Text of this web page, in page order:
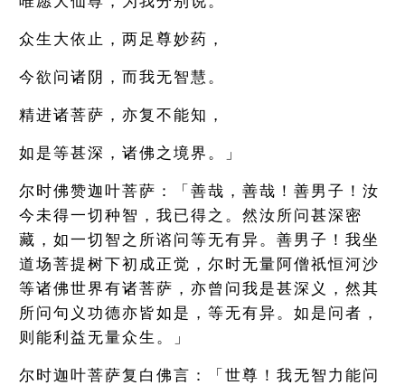
众生大依止，两足尊妙药，
今欲问诸阴，而我无智慧。
精进诸菩萨，亦复不能知，
如是等甚深，诸佛之境界。」
尔时佛赞迦叶菩萨：「善哉，善哉！善男子！汝
今未得一切种智，我已得之。然汝所问甚深密
藏，如一切智之所谘问等无有异。善男子！我坐
道场菩提树下初成正觉，尔时无量阿僧祇恒河沙
等诸佛世界有诸菩萨，亦曾问我是甚深义，然其
所问句义功德亦皆如是，等无有异。如是问者，
则能利益无量众生。」
尔时迦叶菩萨复白佛言：「世尊！我无智力能问